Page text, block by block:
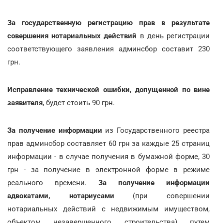
За государственную регистрацию прав в результате
совершения нотариальных действий в день регистрации
соответствующего заявления админсбор составит 230
грн.
Исправление технической ошибки, допущенной по вине
заявителя, будет стоить 90 грн.
За получение информации из Государственного реестра
прав админсбор составляет 60 грн за каждые 25 страниц
информации - в случае получения в бумажной форме, 30
грн - за получение в электронной форме в режиме
реального времени. За получение информации
адвокатами, нотариусами (при совершении
нотариальных действий с недвижимым имуществом,